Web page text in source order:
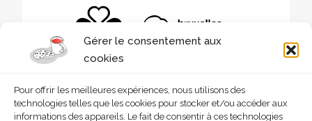
Gérer le consentement aux
cookies
Pour offrir les meilleures expériences, nous utilisons des
technologies telles que les cookies pour stocker et/ou accéder aux
informations des appareils. Le fait de consentir à ces technologies